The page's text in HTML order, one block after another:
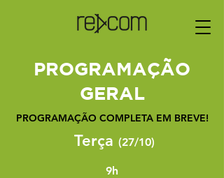
PROGRAMAÇÃO
GERAL
PROGRAMAÇÃO COMPLETA EM BREVE!
Terça (27/10)
9h